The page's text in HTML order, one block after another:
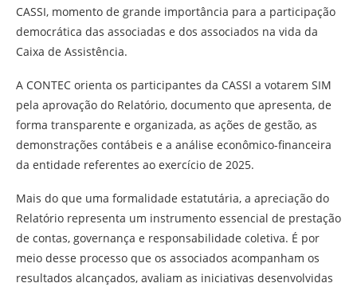
CASSI, momento de grande importância para a participação
democrática das associadas e dos associados na vida da
Caixa de Assistência.
A CONTEC orienta os participantes da CASSI a votarem SIM
pela aprovação do Relatório, documento que apresenta, de
forma transparente e organizada, as ações de gestão, as
demonstrações contábeis e a análise econômico-financeira
da entidade referentes ao exercício de 2025.
Mais do que uma formalidade estatutária, a apreciação do
Relatório representa um instrumento essencial de prestação
de contas, governança e responsabilidade coletiva. É por
meio desse processo que os associados acompanham os
resultados alcançados, avaliam as iniciativas desenvolvidas